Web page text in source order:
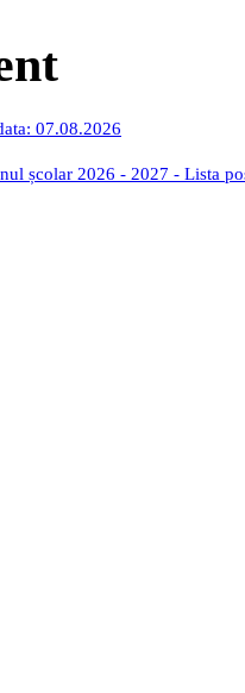
07.08.2026
școlar 2026 - 2027 - Lista